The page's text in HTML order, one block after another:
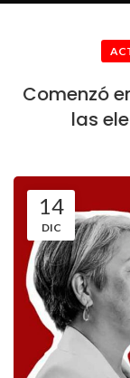
Comenzó
las
14
DIC